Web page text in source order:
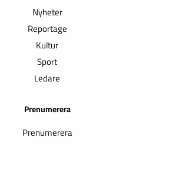
Nyheter
Reportage
Kultur
Sport
Ledare
Prenumerera
Prenumerera